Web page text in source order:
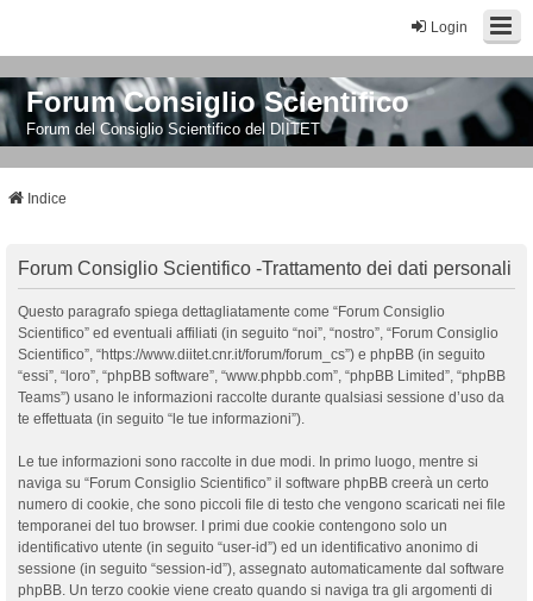
Login
Forum Consiglio Scientifico
Forum del Consiglio Scientifico del DIITET
Indice
Forum Consiglio Scientifico -Trattamento dei dati personali
Questo paragrafo spiega dettagliatamente come “Forum Consiglio
Scientifico” ed eventuali affiliati (in seguito “noi”, “nostro”, “Forum Consiglio
Scientifico”, “https://www.diitet.cnr.it/forum/forum_cs”) e phpBB (in seguito
“essi”, “loro”, “phpBB software”, “www.phpbb.com”, “phpBB Limited”, “phpBB
Teams”) usano le informazioni raccolte durante qualsiasi sessione d’uso da
te effettuata (in seguito “le tue informazioni”).
Le tue informazioni sono raccolte in due modi. In primo luogo, mentre si
naviga su “Forum Consiglio Scientifico” il software phpBB creerà un certo
numero di cookie, che sono piccoli file di testo che vengono scaricati nei file
temporanei del tuo browser. I primi due cookie contengono solo un
identificativo utente (in seguito “user-id”) ed un identificativo anonimo di
sessione (in seguito “session-id”), assegnato automaticamente dal software
phpBB. Un terzo cookie viene creato quando si naviga tra gli argomenti di